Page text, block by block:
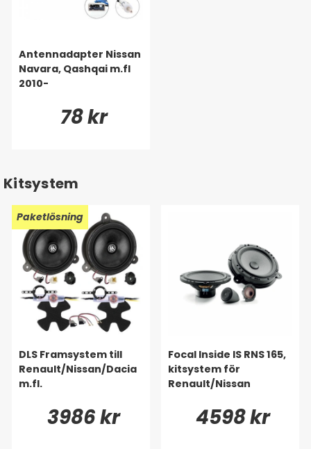
Antennadapter Nissan
Navara, Qashqai m.fl
2010-
78 kr
Kitsystem
Paketlösning
DLS Framsystem till
Renault/Nissan/Dacia
m.fl.
3986 kr
Focal Inside IS RNS 165,
kitsystem för
Renault/Nissan
4598 kr